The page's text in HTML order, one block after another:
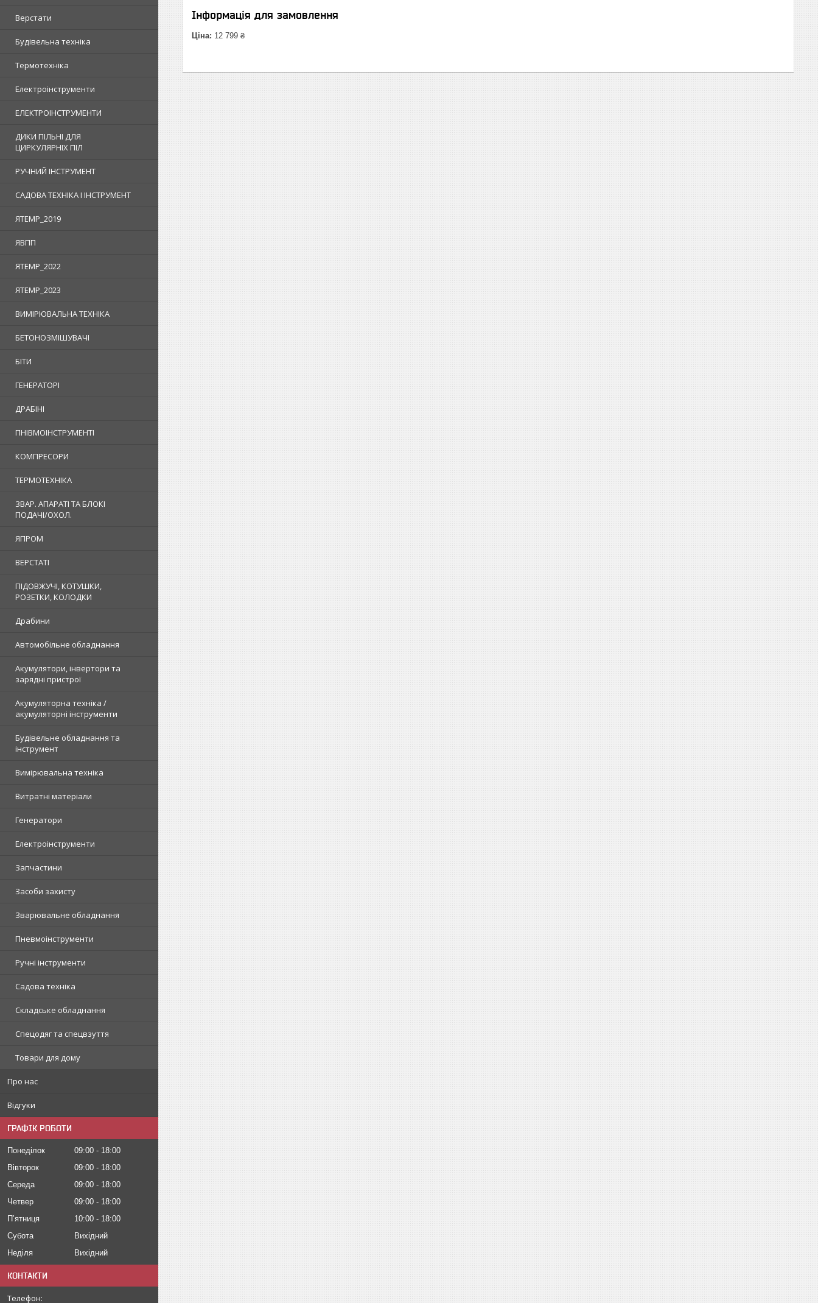
Верстати
Будівельна техніка
Термотехніка
Електроінструменти
ЕЛЕКТРОІНСТРУМЕНТИ
ДИКИ ПІЛЬНІ ДЛЯ
ЦИРКУЛЯРНІХ ПІЛ
РУЧНИЙ ІНСТРУМЕНТ
САДОВА ТЕХНІКА І ІНСТРУМЕНТ
ЯTEMP_2019
ЯВПП
ЯTEMP_2022
ЯTEMP_2023
ВИМІРЮВАЛЬНА ТЕХНІКА
БЕТОНОЗМІШУВАЧІ
БІТИ
ГЕНЕРАТОРІ
ДРАБІНІ
ПНІВМОІНСТРУМЕНТІ
КОМПРЕСОРИ
ТЕРМОТЕХНІКА
ЗВАР. АПАРАТІ ТА БЛОКІ
ПОДАЧІ/ОХОЛ.
ЯПРОМ
ВЕРСТАТІ
ПІДОВЖУЧІ, КОТУШКИ,
РОЗЕТКИ, КОЛОДКИ
Драбини
Автомобільне обладнання
Акумулятори, інвертори та
зарядні пристрої
Акумуляторна техніка /
акумуляторні інструменти
Будівельне обладнання та
інструмент
Вимірювальна техніка
Витратні матеріали
Генератори
Електроінструменти
Запчастини
Засоби захисту
Зварювальне обладнання
Пневмоінструменти
Ручні інструменти
Садова техніка
Складське обладнання
Спецодяг та спецвзуття
Товари для дому
Про нас
Відгуки
ГРАФІК РОБОТИ
Понеділок 09:00
18:00
Вівторок
09:00
18:00
Середа
09:00
18:00
Четвер
09:00
18:00
Пʼятниця
10:00
18:00
Субота
Вихідний
Неділя
Вихідний
КОНТАКТИ
Інформація для замовлення
Ціна: 12 799 ₴